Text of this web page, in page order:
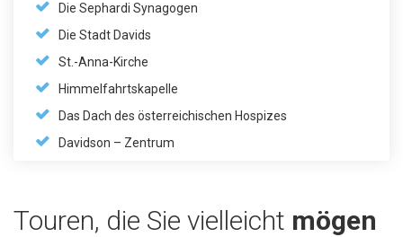
Die Sephardi Synagogen
Die Stadt Davids
St.-Anna-Kirche
Himmelfahrtskapelle
Das Dach des österreichischen Hospizes
Davidson – Zentrum
Touren, die Sie vielleicht mögen